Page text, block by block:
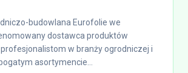
budowlana Eurofolie we
dostawca produktów
w branży ogrodniczej i
asortymencie...